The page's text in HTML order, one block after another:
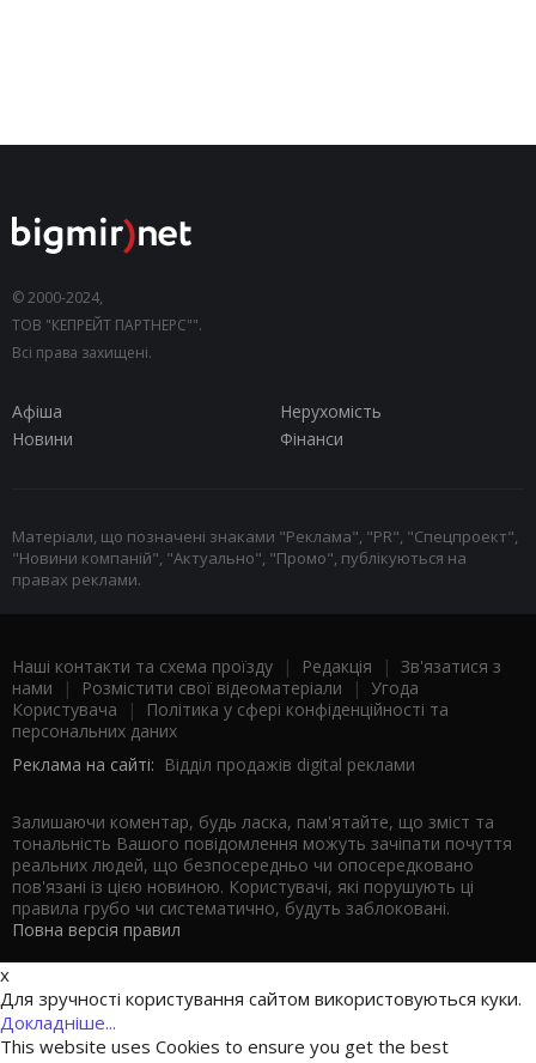
© 2000-2024,
ТОВ "КЕПРЕЙТ ПАРТНЕРС"".
Всі права захищені.
Афіша
Нерухомість
Новини
Фінанси
Матеріали, що позначені знаками "Реклама", "PR", "Спецпроект",
"Новини компаній", "Актуально", "Промо", публікуються на
правах реклами.
Наші контакти та схема проїзду | Редакція | Зв'язатися з
нами | Розмістити свої відеоматеріали | Угода
Користувача |
Політика у сфері конфіденційності та
персональних даних
Реклама на сайті: Відділ продажів digital реклами
Залишаючи коментар, будь ласка, пам'ятайте, що зміст та
тональність Вашого повідомлення можуть зачіпати почуття
реальних людей, що безпосередньо чи опосередковано
пов'язані із цією новиною. Користувачі, які порушують ці
правила грубо чи систематично, будуть заблоковані.
Повна версія правил
x
Для зручності користування сайтом використовуються куки.
Докладніше...
This website uses Cookies to ensure you get the best